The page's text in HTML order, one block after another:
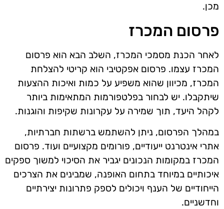
מכן.
פרסום המכרז
לאחר הכנת מסמכי המכרז, השלב הבא הוא פרסום
המכרז עצמו. פרסום אפקטיבי הוא קריטי להצלחת
המכרז, מכיוון שהוא משפיע על כמות ואיכות ההצעות
שיתקבלו. יש לבחור בפלטפורמות המתאימות ביותר
לקהל היעד, תוך שמירה על עקרונות שקיפות והוגנות.
במהלך הפרסום, ניתן להשתמש ברשתות חברתיות,
אתרי אינטרנט ייעודיים, פורומים מקצועיים ועוד. פרסום
המכרז במקומות הנכונים יגביר את הסיכוי למשוך ספקים
איכותיים במיוחד בתחום האופנה, שמבינים את הצרכים
הייחודיים של הענף ויכולים לספק פתרונות יצירתיים
וחדשניים.